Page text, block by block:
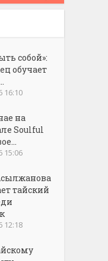
собой»:
обучает
16:10
на
Soulful
15:06
тайский
12:18